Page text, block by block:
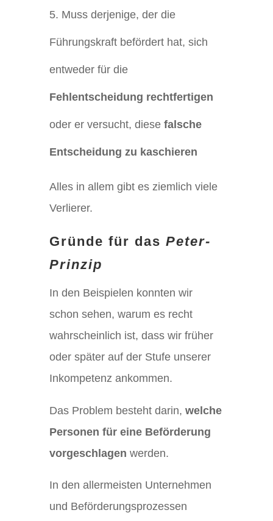
Muss derjenige, der die
Führungskraft befördert hat, sich
entweder für die
Fehlentscheidung rechtfertigen
oder er versucht, diese falsche
Entscheidung zu kaschieren
Alles in allem gibt es ziemlich viele
Verlierer.
Gründe für das Peter-
Prinzip
In den Beispielen konnten wir
schon sehen, warum es recht
wahrscheinlich ist, dass wir früher
oder später auf der Stufe unserer
Inkompetenz ankommen.
Das Problem besteht darin, welche
Personen für eine Beförderung
vorgeschlagen werden.
In den allermeisten Unternehmen
und Beförderungsprozessen